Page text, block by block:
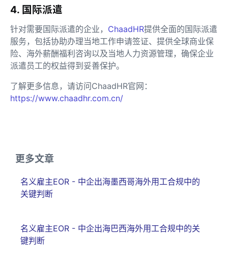
4. 国际派遣
针对需要国际派遣的企业， ChaadHR提供全面的国际派遣
服务，包括协助办理当地工作申请签证、提供全球商业保
险、海外薪酬福利咨询以及当地人力资源管理，确保企业
派遣员工的权益得到妥善保护。
了解更多信息，请访问ChaadHR官网：
https://www.chaadhr.com.cn/
更多文章
名义雇主EOR - 中企出海墨西哥海外用工合规中的
关键判断
名义雇主EOR - 中企出海巴西海外用工合规中的关
键判断